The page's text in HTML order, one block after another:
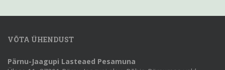
VÕTA ÜHENDUST
Pärnu-Jaagupi Lasteaed Pesamuna